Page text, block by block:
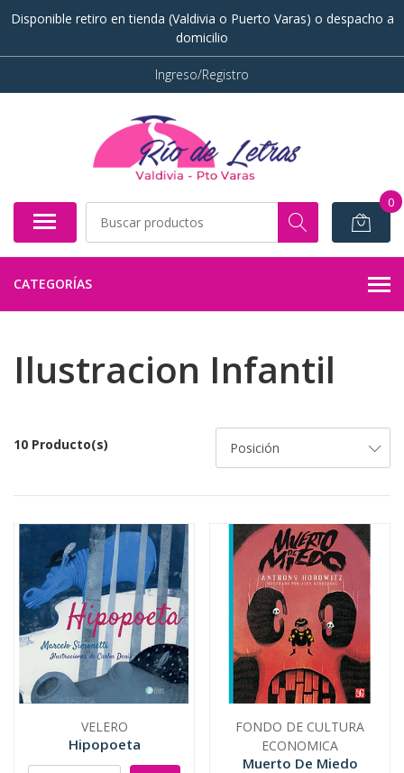
Disponible retiro en tienda (Valdivia o Puerto Varas) o despacho a
domicilio
Ingreso/Registro
0
CATEGORÍAS
Ilustracion Infantil
10 Producto(s)
VELERO
Hipopoeta
FONDO DE CULTURA
ECONOMICA
Muerto De Miedo